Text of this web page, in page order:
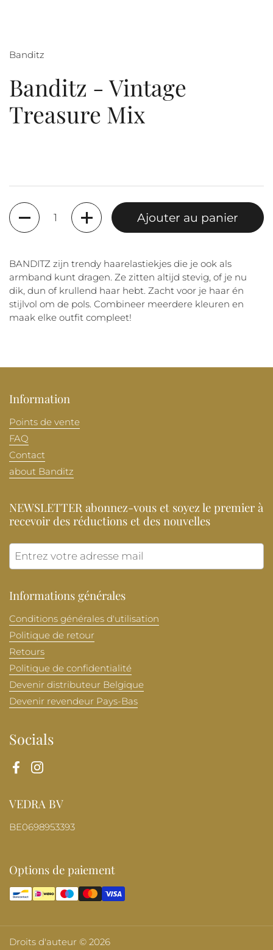
Banditz
Banditz - Vintage
Treasure Mix
Quantité
Ajouter au panier
BANDITZ zijn trendy haarelastiekjes die je ook als
armband kunt dragen. Ze zitten altijd stevig, of je nu
dik, dun of krullend haar hebt. Zacht voor je haar én
stijlvol om de pols. Combineer meerdere kleuren en
maak elke outfit compleet!
Information
Points de vente
FAQ
Contact
about Banditz
NEWSLETTER abonnez-vous et soyez le premier à
recevoir des réductions et des nouvelles
Informations générales
Conditions générales d'utilisation
Politique de retour
Retours
Politique de confidentialité
Devenir distributeur Belgique
Devenir revendeur Pays-Bas
Socials
FacebookInstagram
VEDRA BV
BE0698953393
Options de paiement
Droits d'auteur © 2026